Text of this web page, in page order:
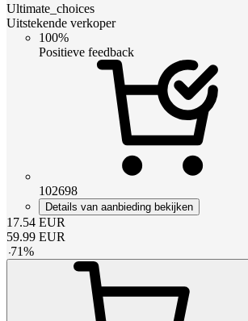
Ultimate_choices
Uitstekende verkoper
100%
Positieve feedback
102698
Details van aanbieding bekijken
17.54 EUR
59.99 EUR
-71%